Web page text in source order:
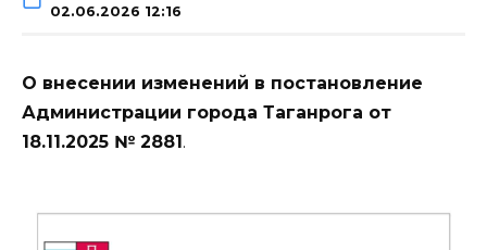
02.06.2026 12:16
О внесении изменений в постановление
Администрации города Таганрога от
18.11.2025 № 2881.